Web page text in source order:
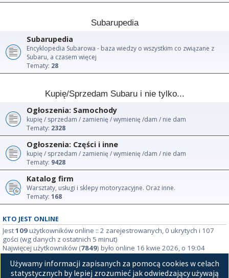
Subarupedia
Subarupedia
Encyklopedia Subarowa - baza wiedzy o wszystkim co związane z
Subaru, a czasem więcej
Tematy: 28
Kupię/Sprzedam Subaru i nie tylko...
Ogłoszenia: Samochody
kupię / sprzedam / zamienię / wymienię /dam / nie dam
Tematy: 2328
Ogłoszenia: Części i inne
kupię / sprzedam / zamienię / wymienię /dam / nie dam
Tematy: 9428
Katalog firm
Warsztaty, usługi i sklepy motoryzacyjne. Oraz inne.
Tematy: 168
KTO JEST ONLINE
Jest109użytkowników online :: 2 zarejestrowanych, 0 ukrytych i 107
gości (wg danych z ostatnich 5 minut)
Najwięcej użytkowników (7849) było online 16 kwie 2026, o 19:04
STATYSTYKI
Używamy informacji zapisanych za pomocą cookies w celach
statystycznych by lepiej zrozumieć jak odwiedzający używają